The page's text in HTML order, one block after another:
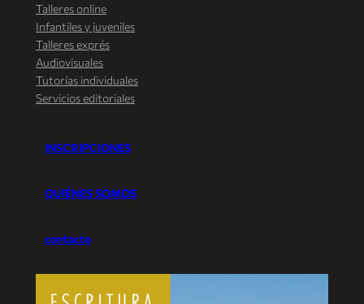
Talleres online
Infantiles y juveniles
Talleres exprés
Audiovisuales
Tutorías individuales
Servicios editoriales
INSCRIPCIONES
QUIÉNES SOMOS
contacto